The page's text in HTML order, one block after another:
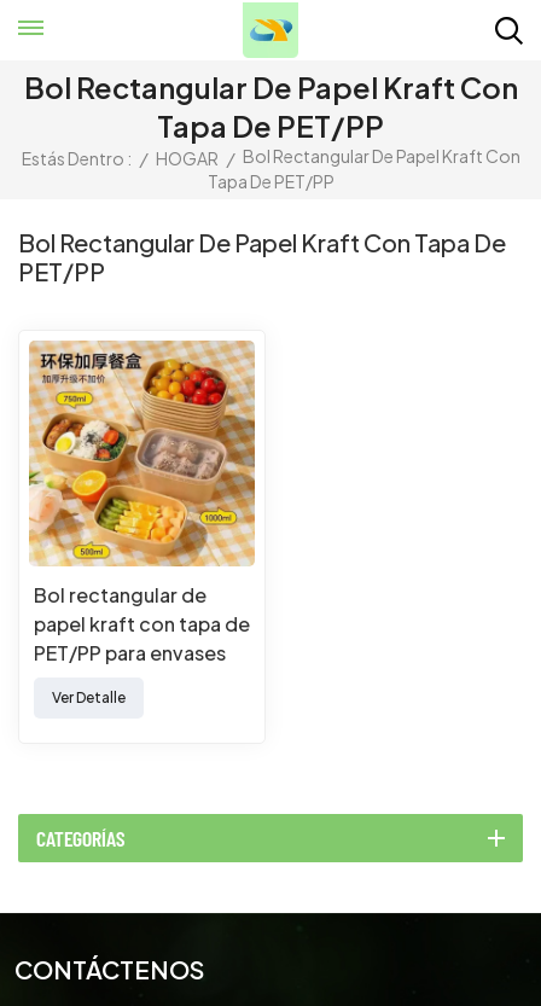
Bol Rectangular De Papel Kraft Con
Tapa De PET/PP
Estás Dentro : / HOGAR / Bol Rectangular De Papel Kraft Con
Tapa De PET/PP
Bol Rectangular De Papel Kraft Con Tapa De
PET/PP
Bol rectangular de
papel kraft con tapa de
PET/PP para envases
Ver Detalle
CATEGORÍAS
CONTÁCTENOS